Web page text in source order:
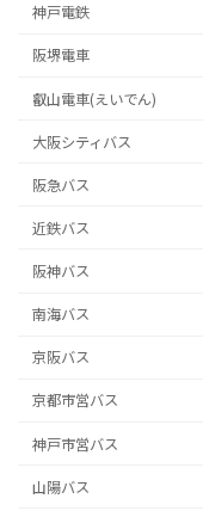
神戸電鉄
阪堺電車
叡山電車(えいでん)
大阪シティバス
阪急バス
近鉄バス
阪神バス
南海バス
京阪バス
京都市営バス
神戸市営バス
山陽バス